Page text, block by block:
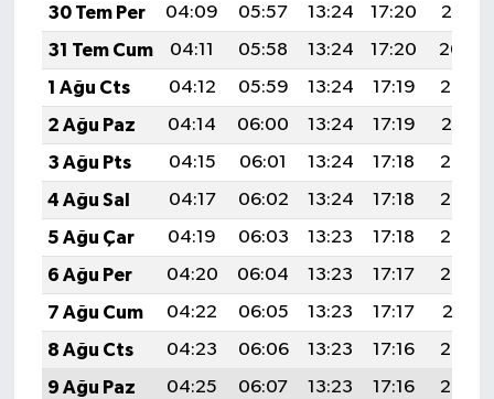
30 Tem Per
04:09 05:57 13:24 17:20
20:41
31 Tem Cum
04:11 05:58 13:24 17:20
20:40
1 Ağu Cts
04:12 05:59 13:24 17:19
20:38
2 Ağu Paz
04:14 06:00 13:24 17:19
20:37
3 Ağu Pts
04:15 06:01 13:24 17:18
20:36
4 Ağu Sal
04:17 06:02 13:24 17:18
20:35
5 Ağu Çar
04:19 06:03 13:23 17:18
20:34
6 Ağu Per
04:20 06:04 13:23 17:17
20:33
7 Ağu Cum
04:22 06:05 13:23 17:17
20:31
8 Ağu Cts
04:23 06:06 13:23 17:16
20:30
9 Ağu Paz
04:25 06:07 13:23 17:16
20:29